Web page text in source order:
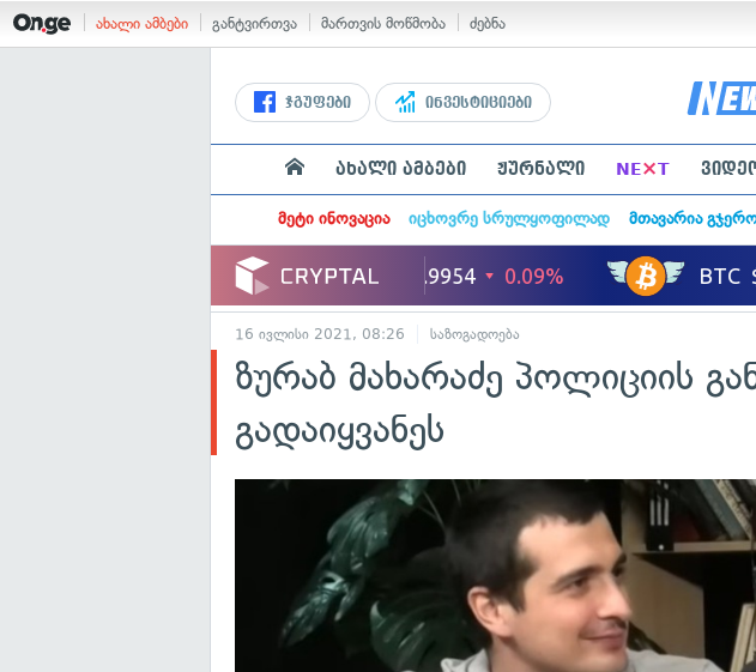
ახალი ამბები განტვირთვა მართვის მოწმობა ძებნა
ჯგუფები ინვესტიციები
ახალი ამბები ჟურნალი NE×T
მეტი ინოვაცია იცხოვრე სრულყოფილად მთავარია
16 ივლისი 2021, 08:26 საზოგადოება
ზურაბ მახარაძე პოლიციის
გადაიყვანეს